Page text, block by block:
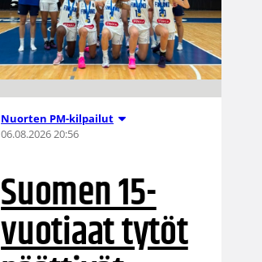
Nuorten PM-kilpailut
06.08.2026 20:56
Suomen 15-
vuotiaat tytöt